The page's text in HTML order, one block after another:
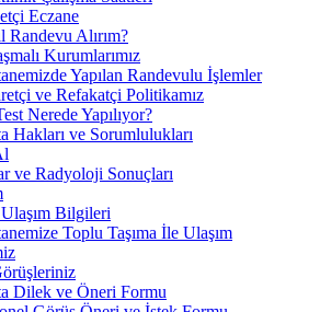
Eczane
Randevu Alırım?
Kurumlarımız
Yapılan Randevulu İşlemler
ve Refakatçi Politikamız
Nerede Yapılıyor?
Hakları ve Sorumlulukları
ve Radyoloji Sonuçları
Bilgileri
Toplu Taşıma İle Ulaşım
Dilek ve Öneri Formu